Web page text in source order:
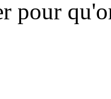
pour